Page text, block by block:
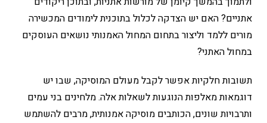
אתניים? האם יש הצדקה לכלול בתוכנית לימודים המכשירה
מורים ללמד וליצור בתחום המחול האמנותי נושאים העוסקים
במחול האתני?
תשובות חלקיות אפשר לקבל מעולם המוסיקה, שבו יש
דוגמאות מאלפות הנוגעות לשאלות אלה. מלחינים בני עמים
ותרבויות שונים, הכותבים מוסיקה אמנותית, מרבים להשתמש